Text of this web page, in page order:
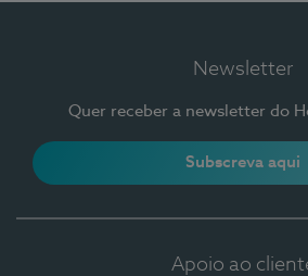
Newsletter
Quer receber a newsletter do
Subscreva aqui
Apoio ao